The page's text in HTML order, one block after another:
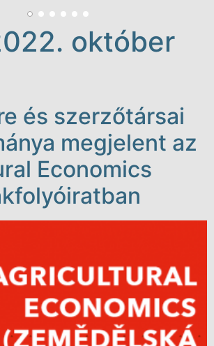
október
és szerzőtársai
megjelent az
Economics